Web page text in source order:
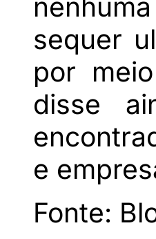
sequer
por
disse
e
Fonte: